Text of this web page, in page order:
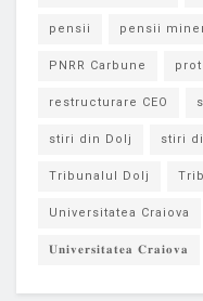
pensii pensii
PNRR Carbune
restructurare CEO
stiri din Dolj stiri
Tribunalul Dolj
Universitatea Craiova
𝐔𝐧𝐢𝐯𝐞𝐫𝐬𝐢𝐭𝐚𝐭𝐞𝐚 𝐂𝐫𝐚𝐢𝐨𝐯𝐚